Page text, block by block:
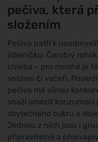
pečiva, která
složením
Pečivo patří k
jídelníčku. Čerstvý
chleba – pro mnohé je
snídani či večeři.
pečivo má silnou
snaží omezit
zbytečného cukru a
Jednou z nich jsou i
připravitelné a